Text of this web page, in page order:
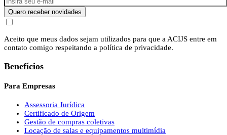
Quero receber novidades
Aceito que meus dados sejam utilizados para que a ACIJS entre em
contato comigo respeitando a política de privacidade.
Benefícios
Para Empresas
Assessoria Jurídica
Certificado de Origem
Gestão de compras coletivas
Locação de salas e equipamentos multimídia